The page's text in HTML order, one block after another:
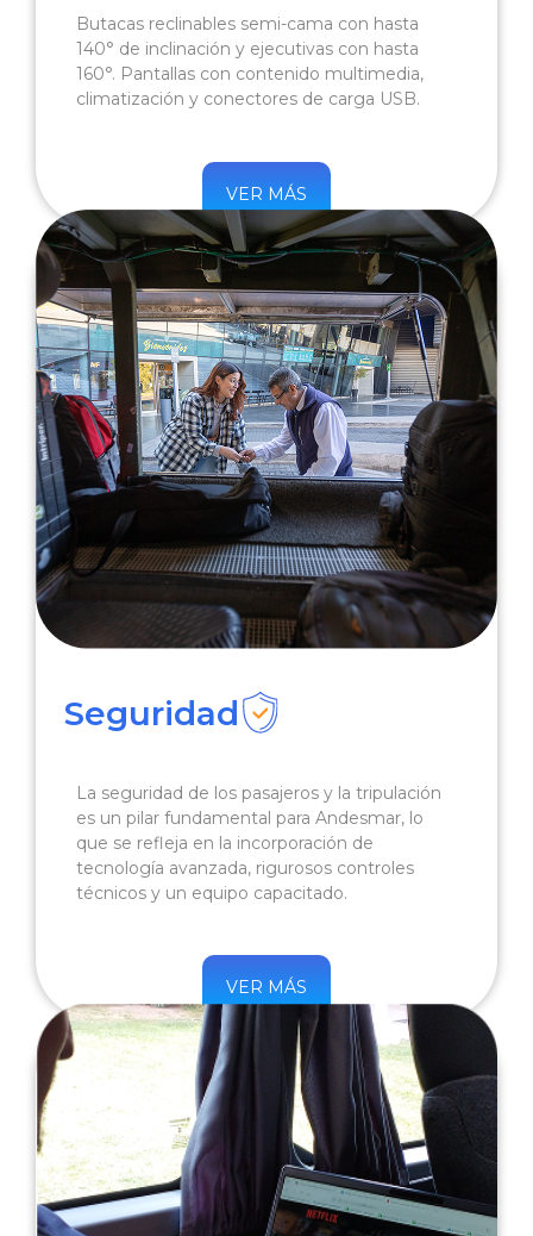
Butacas reclinables semi-cama con hasta
140° de inclinación y ejecutivas con hasta
160°. Pantallas con contenido multimedia,
climatización y conectores de carga USB.
VER MÁS
Seguridad
La seguridad de los pasajeros y la tripulación
es un pilar fundamental para Andesmar, lo
que se refleja en la incorporación de
tecnología avanzada, rigurosos controles
técnicos y un equipo capacitado.
VER MÁS